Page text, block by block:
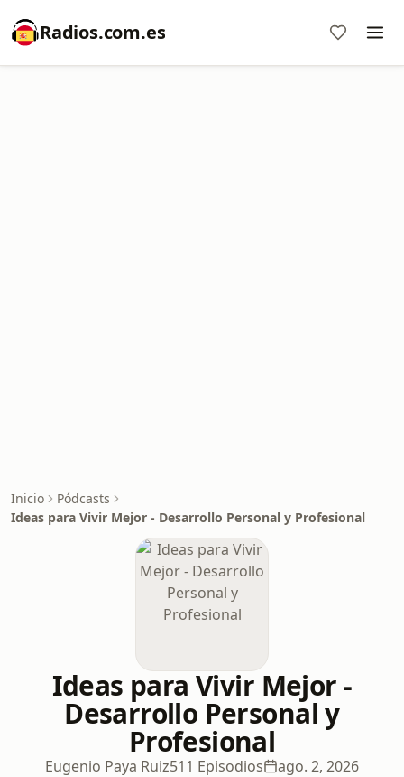
Radios.com.es
Inicio
Pódcasts
Ideas para Vivir Mejor - Desarrollo Personal y Profesional
Ideas para Vivir Mejor -
Desarrollo Personal y
Profesional
Eugenio Paya Ruiz511 Episodios ago. 2, 2026